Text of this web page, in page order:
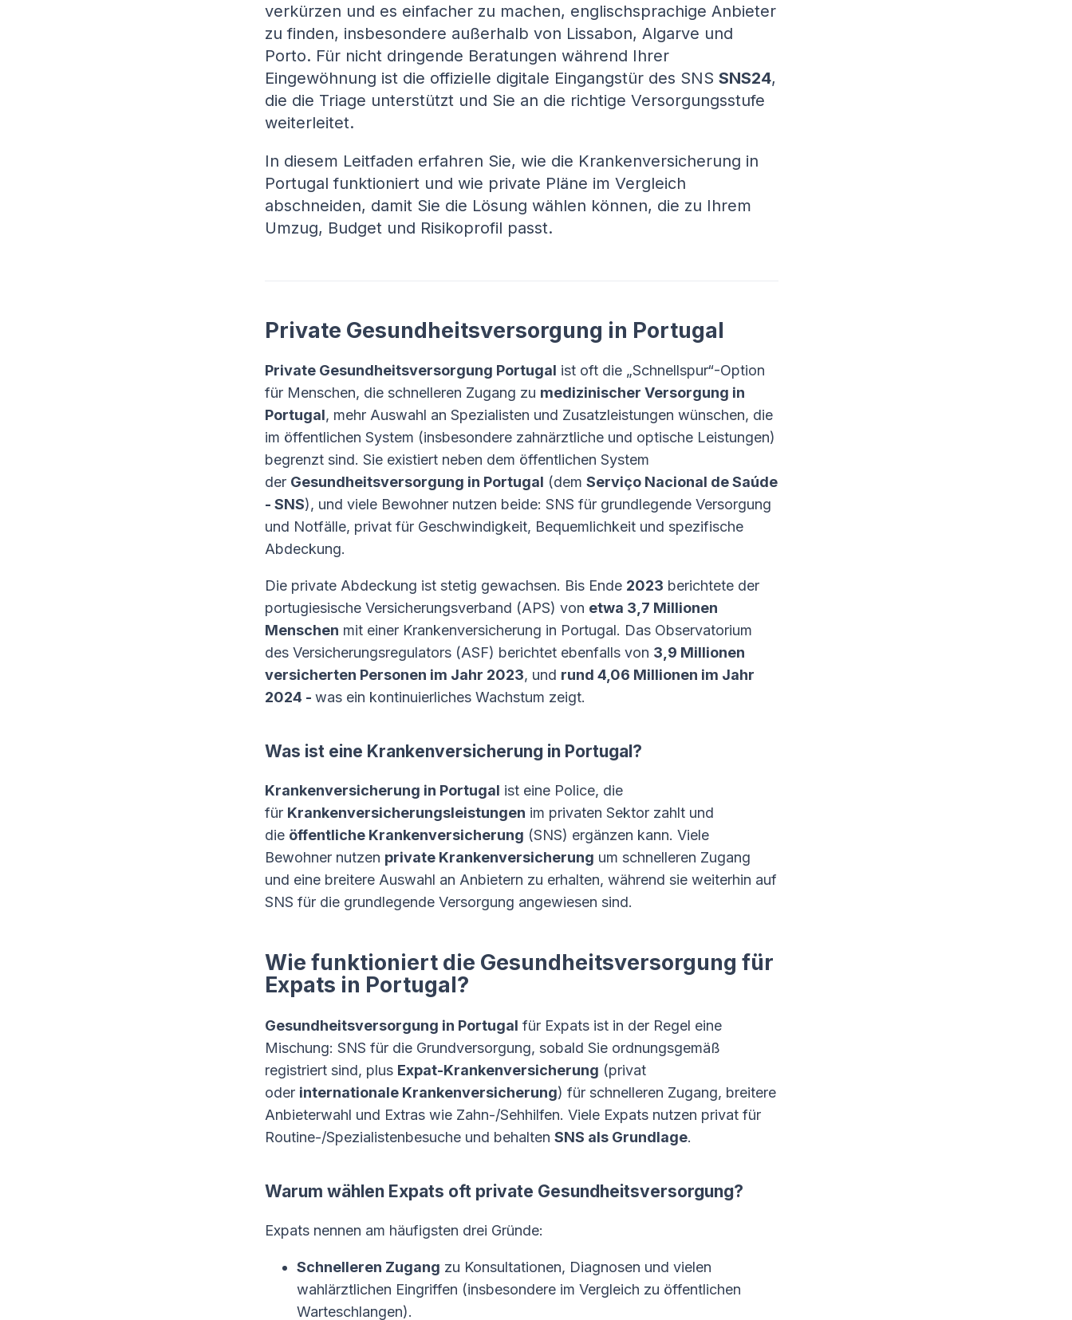
verkürzen und es einfacher zu machen, englischsprachige Anbieter
zu finden, insbesondere außerhalb von Lissabon, Algarve und
Porto. Für nicht dringende Beratungen während Ihrer
Eingewöhnung ist die offizielle digitale Eingangstür des SNS SNS24,
die die Triage unterstützt und Sie an die richtige Versorgungsstufe
weiterleitet.
In diesem Leitfaden erfahren Sie, wie die Krankenversicherung in
Portugal funktioniert und wie private Pläne im Vergleich
abschneiden, damit Sie die Lösung wählen können, die zu Ihrem
Umzug, Budget und Risikoprofil passt.
Private Gesundheitsversorgung in Portugal
Private Gesundheitsversorgung Portugal ist oft die „Schnellspur“-Option
für Menschen, die schnelleren Zugang zu medizinischer Versorgung in
Portugal, mehr Auswahl an Spezialisten und Zusatzleistungen wünschen, die
im öffentlichen System (insbesondere zahnärztliche und optische Leistungen)
begrenzt sind. Sie existiert neben dem öffentlichen System
der Gesundheitsversorgung in Portugal (dem Serviço Nacional de Saúde
- SNS), und viele Bewohner nutzen beide: SNS für grundlegende Versorgung
und Notfälle, privat für Geschwindigkeit, Bequemlichkeit und spezifische
Abdeckung.
Die private Abdeckung ist stetig gewachsen. Bis Ende 2023 berichtete der
portugiesische Versicherungsverband (APS) von etwa 3,7 Millionen
Menschen mit einer Krankenversicherung in Portugal. Das Observatorium
des Versicherungsregulators (ASF) berichtet ebenfalls von 3,9 Millionen
versicherten Personen im Jahr 2023, und rund 4,06 Millionen im Jahr
2024 - was ein kontinuierliches Wachstum zeigt.
Was ist eine Krankenversicherung in Portugal?
Krankenversicherung in Portugal ist eine Police, die
für Krankenversicherungsleistungen im privaten Sektor zahlt und
die öffentliche Krankenversicherung (SNS) ergänzen kann. Viele
Bewohner nutzen private Krankenversicherung um schnelleren Zugang
und eine breitere Auswahl an Anbietern zu erhalten, während sie weiterhin auf
SNS für die grundlegende Versorgung angewiesen sind.
Wie funktioniert die Gesundheitsversorgung für
Expats in Portugal?
Gesundheitsversorgung in Portugal für Expats ist in der Regel eine
Mischung: SNS für die Grundversorgung, sobald Sie ordnungsgemäß
registriert sind, plus Expat-Krankenversicherung (privat
oder internationale Krankenversicherung) für schnelleren Zugang, breitere
Anbieterwahl und Extras wie Zahn-/Sehhilfen. Viele Expats nutzen privat für
Routine-/Spezialistenbesuche und behalten SNS als Grundlage.
Warum wählen Expats oft private Gesundheitsversorgung?
Expats nennen am häufigsten drei Gründe:
Schnelleren Zugang zu Konsultationen, Diagnosen und vielen
wahlärztlichen Eingriffen (insbesondere im Vergleich zu öffentlichen
Warteschlangen).